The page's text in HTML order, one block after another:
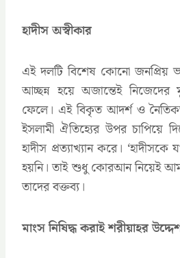
হাদীস অস্বীকার
এই দলটি বিশেষ কোনো জনপ্রিয়
আচ্ছন্ন হয়ে অজান্তেই নিজেদের
ফেলে। এই বিকৃত আদর্শ ও
ইসলামী ঐতিহ্যের উপর চাপিয়ে
হাদীস প্রত্যাখ্যান করে।
হয়নি। তাই শুধু কোরআন নিয়েই
তাদের বক্তব্য।
মাংস নিষিদ্ধ করাই শরীয়াহর